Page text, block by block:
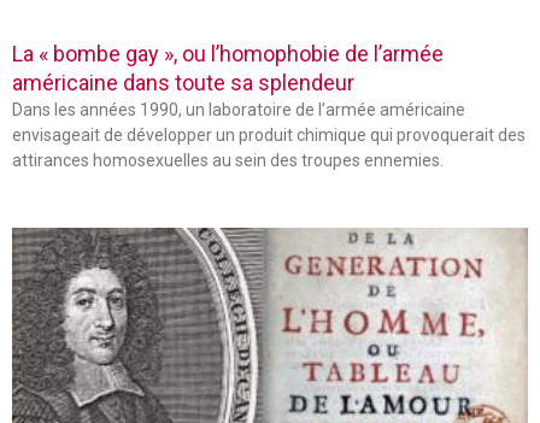
La « bombe gay », ou l’homophobie de l’armée
américaine dans toute sa splendeur
Dans les années 1990, un laboratoire de l’armée américaine
envisageait de développer un produit chimique qui provoquerait des
attirances homosexuelles au sein des troupes ennemies.